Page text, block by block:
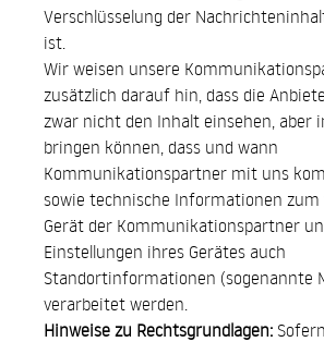
Verschlüsselung der
ist.
Wir weisen unsere
zusätzlich darauf hin, dass die
zwar nicht den Inhalt einsehen, aber
bringen können, dass und wann
Kommunikationspartner mit uns
sowie technische Informationen zum
Gerät der Kommunikationspartner
Einstellungen ihres Gerätes auch
Standortinformationen (sogenannte
verarbeitet werden.
Hinweise zu Rechtsgrundlagen: